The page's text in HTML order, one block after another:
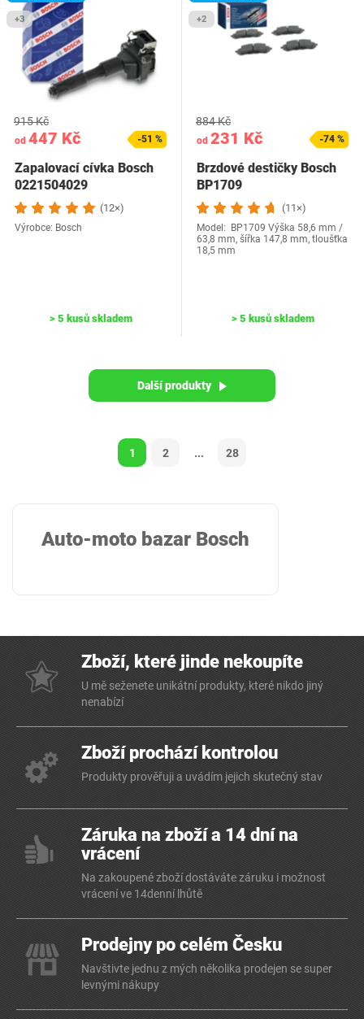
+3
od 447 Kč
915 Kč
-51 %
Zapalovací cívka Bosch
0221504029
(12×)
Výrobce: Bosch
> 5 kusů skladem
+2
od 231 Kč
884 Kč
-74 %
Brzdové destičky Bosch
BP1709
(11×)
Model: BP1709 Výška 58,6 mm /
63,8 mm, šířka 147,8 mm, tloušťka
18,5 mm
> 5 kusů skladem
Další produkty
1 2 ... 28
Auto-moto bazar Bosch
Zboží, které jinde nekoupíte
U mě seženete unikátní produkty, které nikdo jiný
nenabízí
Zboží prochází kontrolou
Produkty prověřuji a uvádím jejich skutečný stav
Záruka na zboží a 14 dní na
vrácení
Na zakoupené zboží dostáváte záruku i možnost
vrácení ve 14denní lhůtě
Prodejny po celém Česku
Navštivte jednu z mých několika prodejen se super
levnými nákupy